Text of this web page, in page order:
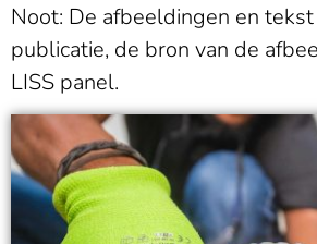
Noot: De afbeeldingen en
publicatie, de bron van de
LISS panel.